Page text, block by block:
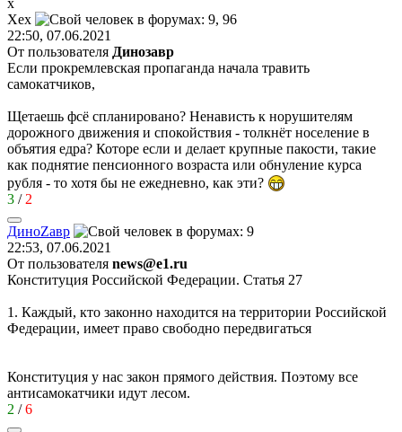
Хех
22:50, 07.06.2021
От пользователя Динозавp
Если прокремлевская пропаганда начала травить
самокатчиков,
Щетаешь фсё спланировано? Ненависть к норушителям
дорожного движения и спокойствия - толкнёт ноcеление в
объятия едра? Которе если и делает крупные пакости, такие
как поднятие пенсионного возраста или обнуление курса
рубля - то хотя бы не ежедневно, как эти?
3 / 2
ДиноZавp
22:53, 07.06.2021
От пользователя news@e1.ru
Конституция Российской Федерации. Статья 27
1. Каждый, кто законно находится на территории Российской
Федерации, имеет право свободно передвигаться
Конституция у нас закон прямого действия. Поэтому все
антисамокатчики идут лесом.
2 /6